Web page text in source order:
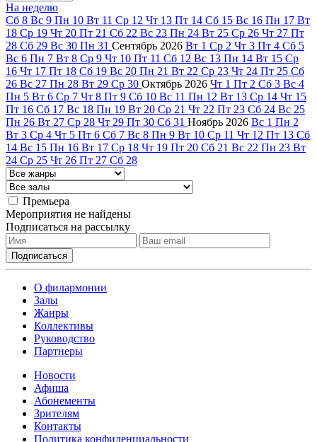
На неделю
Сб 8 Вс 9 Пн 10 Вт 11 Ср 12 Чт 13 Пт 14 Сб 15 Вс 16 Пн 17 Вт
18 Ср 19 Чт 20 Пт 21 Сб 22 Вс 23 Пн 24 Вт 25 Ср 26 Чт 27 Пт
28 Сб 29 Вс 30 Пн 31 Сентябрь 2026 Вт 1 Ср 2 Чт 3 Пт 4 Сб 5
Вс 6 Пн 7 Вт 8 Ср 9 Чт 10 Пт 11 Сб 12 Вс 13 Пн 14 Вт 15 Ср
16 Чт 17 Пт 18 Сб 19 Вс 20 Пн 21 Вт 22 Ср 23 Чт 24 Пт 25 Сб
26 Вс 27 Пн 28 Вт 29 Ср 30 Октябрь 2026 Чт 1 Пт 2 Сб 3 Вс 4
Пн 5 Вт 6 Ср 7 Чт 8 Пт 9 Сб 10 Вс 11 Пн 12 Вт 13 Ср 14 Чт 15
Пт 16 Сб 17 Вс 18 Пн 19 Вт 20 Ср 21 Чт 22 Пт 23 Сб 24 Вс 25
Пн 26 Вт 27 Ср 28 Чт 29 Пт 30 Сб 31 Ноябрь 2026 Вс 1 Пн 2
Вт 3 Ср 4 Чт 5 Пт 6 Сб 7 Вс 8 Пн 9 Вт 10 Ср 11 Чт 12 Пт 13 Сб
14 Вс 15 Пн 16 Вт 17 Ср 18 Чт 19 Пт 20 Сб 21 Вс 22 Пн 23 Вт
24 Ср 25 Чт 26 Пт 27 Сб 28
Премьера
Мероприятия не найдены
Подписаться на рассылку
О филармонии
Залы
Жанры
Коллективы
Руководство
Партнеры
Новости
Афиша
Абонементы
Зрителям
Контакты
Политика конфиденциальности